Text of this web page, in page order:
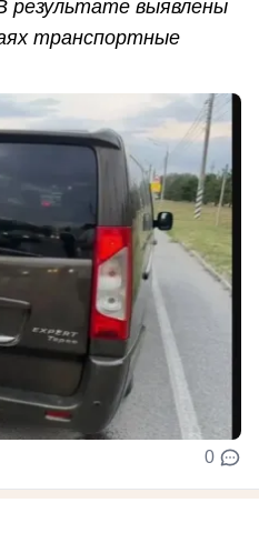
результате выявлены
транспортные
0